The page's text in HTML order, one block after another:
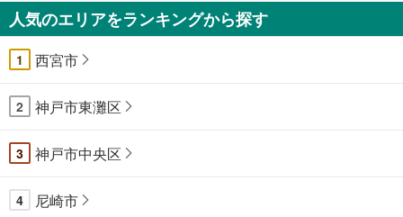
人気のエリアをランキングから探す
1 西宮市
2 神戸市東灘区
3 神戸市中央区
4 尼崎市